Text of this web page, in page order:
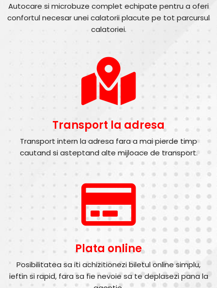
Autocare si microbuze complet echipate pentru a oferi
confortul necesar unei calatorii placute pe tot parcursul
calatoriei.
Transport la adresa
Transport intern la adresa fara a mai pierde timp
cautand si asteptand alte mijloace de transport.
Plata online
Posibilitatea sa iti achizitionezi biletul online simplu,
ieftin si rapid, fara sa fie nevoie sa te deplasezi pana la